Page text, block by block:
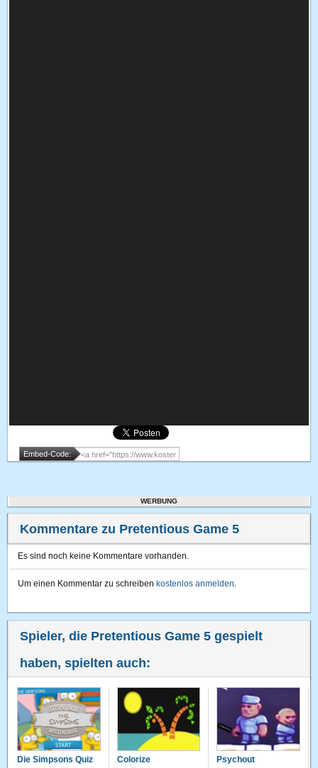
Embed-Code:
WERBUNG
Kommentare zu Pretentious Game 5
Es sind noch keine Kommentare vorhanden.
Um einen Kommentar zu schreiben kostenlos anmelden.
Spieler, die Pretentious Game 5 gespielt
haben, spielten auch:
Die Simpsons Quiz Colorize Psychout